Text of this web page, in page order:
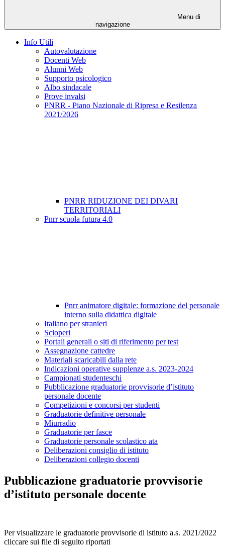
Menu di
navigazione
Info Utili
Autovalutazione
Docenti Web
Alunni Web
Supporto psicologico
Albo sindacale
Prove invalsi
PNRR - Piano Nazionale di Ripresa e Resilenza
2021/2026
PNRR RIDUZIONE DEI DIVARI
TERRITORIALI
Pnrr scuola futura 4.0
Pnrr animatore digitale: formazione del personale
interno sulla didattica digitale
Italiano per stranieri
Scioperi
Portali generali o siti di riferimento per test
Assegnazione cattedre
Materiali scaricabili dalla rete
Indicazioni operative supplenze a.s. 2023-2024
Campionati studenteschi
Pubblicazione graduatorie provvisorie d’istituto
personale docente
Competizioni e concorsi per studenti
Graduatorie definitive personale
Miurradio
Graduatorie per fasce
Graduatorie personale scolastico ata
Deliberazioni consiglio di istituto
Deliberazioni collegio docenti
Pubblicazione graduatorie provvisorie
d’istituto personale docente
Per visualizzare le graduatorie provvisorie di istituto a.s. 2021/2022
cliccare sui file di seguito riportati